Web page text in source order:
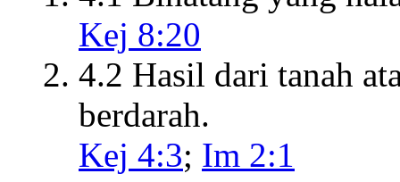
Kej 8:20
4.2 Hasil dari tanah
berdarah.
Kej 4:3; Im 2:1